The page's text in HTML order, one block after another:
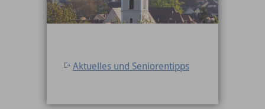
Aktuelles und Seniorentipps